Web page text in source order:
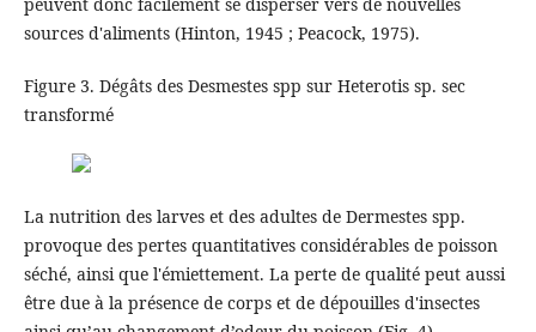
sources d'aliments (Hinton, 1945 ; Peacock, 1975).
Figure 3. Dégâts des Desmestes spp sur Heterotis sp. sec
transformé
La nutrition des larves et des adultes de Dermestes spp.
provoque des pertes quantitatives considérables de poisson
séché, ainsi que l'émiettement. La perte de qualité peut aussi
être due à la présence de corps et de dépouilles d'insectes